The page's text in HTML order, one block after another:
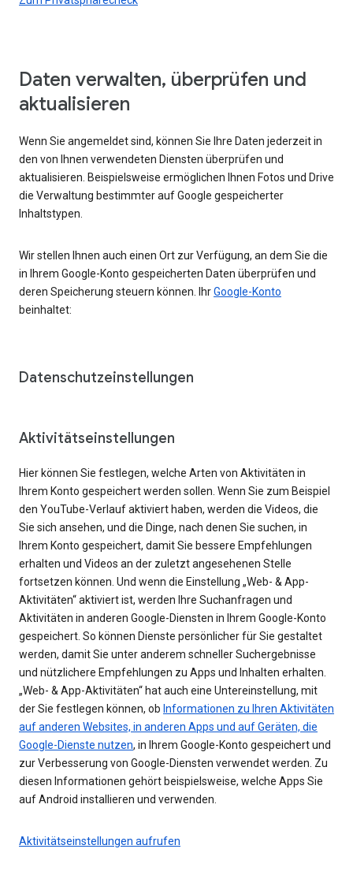
Daten verwalten, überprüfen und
aktualisieren
Wenn Sie angemeldet sind, können Sie Ihre Daten jederzeit in
den von Ihnen verwendeten Diensten überprüfen und
aktualisieren. Beispielsweise ermöglichen Ihnen Fotos und Drive
die Verwaltung bestimmter auf Google gespeicherter
Inhaltstypen.
Wir stellen Ihnen auch einen Ort zur Verfügung, an dem Sie die
in Ihrem Google-Konto gespeicherten Daten überprüfen und
deren Speicherung steuern können. IhrGoogle-Konto
beinhaltet:
Datenschutzeinstellungen
Aktivitätseinstellungen
Hier können Sie festlegen, welche Arten von Aktivitäten in
Ihrem Konto gespeichert werden sollen. Wenn Sie zum Beispiel
den YouTube-Verlauf aktiviert haben, werden die Videos, die
Sie sich ansehen, und die Dinge, nach denen Sie suchen, in
Ihrem Konto gespeichert, damit Sie bessere Empfehlungen
erhalten und Videos an der zuletzt angesehenen Stelle
fortsetzen können. Und wenn die Einstellung „Web- & App-
Aktivitäten“ aktiviert ist, werden Ihre Suchanfragen und
Aktivitäten in anderen Google-Diensten in Ihrem Google-Konto
gespeichert. So können Dienste persönlicher für Sie gestaltet
werden, damit Sie unter anderem schneller Suchergebnisse
und nützlichere Empfehlungen zu Apps und Inhalten erhalten.
„Web- & App-Aktivitäten“ hat auch eine Untereinstellung, mit
der Sie festlegen können, ob Informationen zu Ihren Aktivitäten
auf anderen Websites, in anderen Apps und auf Geräten, die
Google-Dienste nutzen, in Ihrem Google-Konto gespeichert und
zur Verbesserung von Google-Diensten verwendet werden. Zu
diesen Informationen gehört beispielsweise, welche Apps Sie
auf Android installieren und verwenden.
Aktivitätseinstellungen aufrufen